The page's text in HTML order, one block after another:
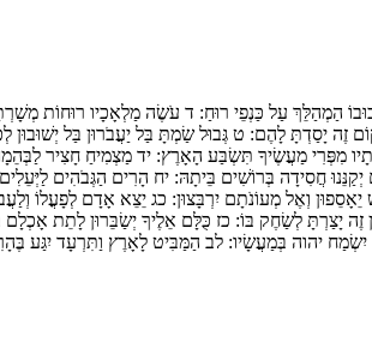
הַמְהַלֵּךְ עַל כַּנְפֵי רוּחַ: ד עֹשֶׂה מַלְאָכָיו רוּחוֹת
זֶה יָסַדְתָּ לָהֶם: ט גְּבוּל שַׂמְתָּ בַּל יַעֲבֹרוּן בַּל יְשׁוּבוּן
מִפְּרִי מַעֲשֶׂיךָ תִּשְׂבַּע הָאָרֶץ: יד מַצְמִיחַ חָצִיר
חֲסִידָה בְּרוֹשִׁים בֵּיתָהּ: יח הָרִים הַגְּבֹהִים
וְאֶל מְעוֹנֹתָם יִרְבָּצוּן: כג יֵצֵא אָדָם לְפָעֳלוֹ
זֶה יָצַרְתָּ לְשַׂחֶק בּוֹ: כז כֻּלָּם אֵלֶיךָ יְשַׂבֵּרוּן לָתֵת אָכְלָם
יִשְׂמַח יהוה בְּמַעֲשָׂיו: לב הַמַּבִּיט לָאָרֶץ וַתִּרְעָד יִגַּע